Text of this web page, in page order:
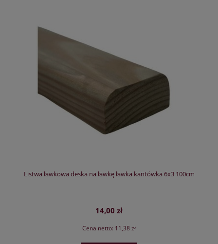
Listwa ławkowa deska na ławkę ławka kantówka 6x3 100cm
14,00 zł
Cena netto: 11,38 zł